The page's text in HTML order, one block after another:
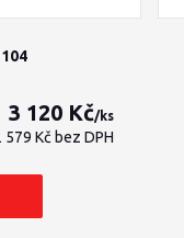
3 120 Kč/ks
579 Kč bez DPH